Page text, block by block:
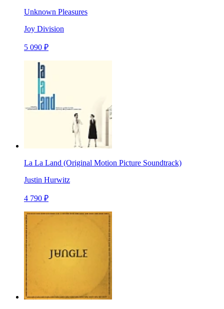
Unknown Pleasures
Joy Division
5 090 ₽
La La Land (Original Motion Picture Soundtrack)
Justin Hurwitz
4 790 ₽